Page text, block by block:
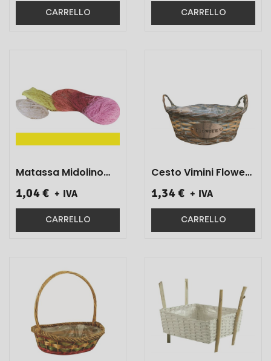
CARRELLO CARRELLO
Matassa Midolino
Art.300700 1 Pz}
1,04 € + IVA
CARRELLO
Cesto Vimini Flowers
1,34 € + IVA
CARRELLO